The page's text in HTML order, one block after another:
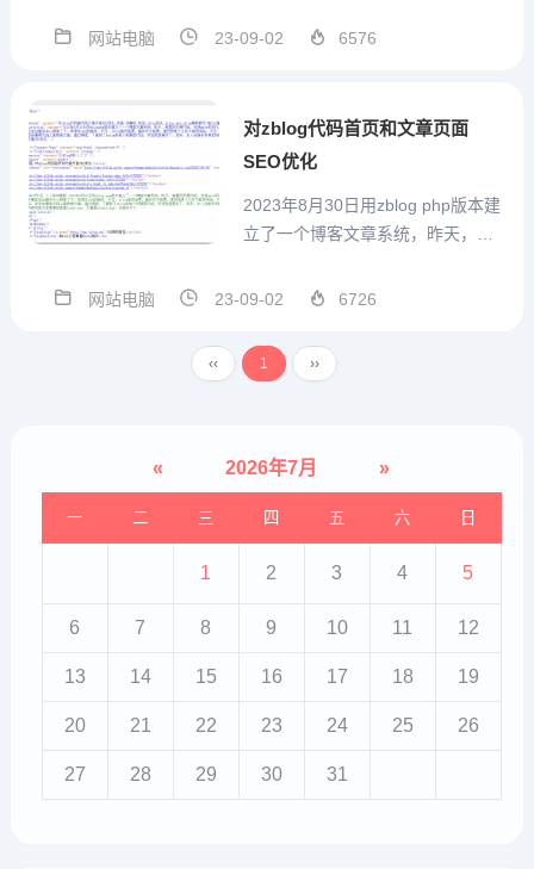
图片，现在比较流行这个，左边是
我就在网上找，发现这个火星人模
板。其优点如下：具备上...
网站电脑 23-09-02 6576
对zblog代码首页和文章页面
SEO优化
2023年8月30日用zblog php版本建
立了一个博客文章系统，昨天，查
关键词和描述空空如也。大概在后
插件，不过，zblog虽然免费，插件
可不免费。虽然我有十几年不制
网站电脑 23-09-02 6726
‹‹ 1 ››
« 2026年7月 »
一 二 三 四 五 六 日
1 2 3 4 5
6 7 8 9 10 11 12
13 14 15 16 17 18 19
20 21 22 23 24 25 26
27 28 29 30 31